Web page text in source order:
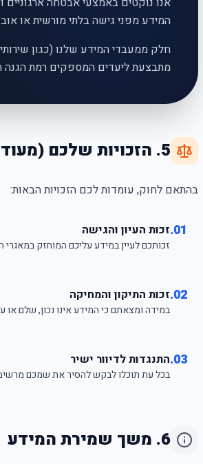
המידע מפני גישה בלתי מורשית או
חלק ממעבדי המידע שלנו (כגון
מתבצעת ליעדים המספקים רמת הגנה
5. הזכויות שלכם (מעודכן לתיקון 13)
בהתאם לחוק, עומדות לכם הזכויות הבאות:
01. זכות העיון והגישה
זכותכם לעיין במידע עליכם המוחזק
02. זכות התיקון והמחיקה
במידה ומצאתם כי המידע אינו נכון, שלם
03. התנגדות לדיוור ישיר
בכל עת תוכלו לבקש להסיר את שמכם
6. משך שמירת המידע